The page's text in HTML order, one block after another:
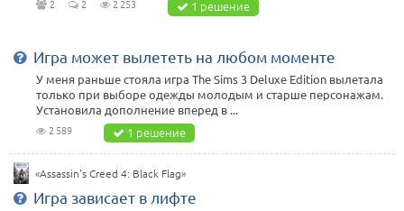
2 2 2 253 1 решение
Игра может вылететь на любом моменте
У меня раньше стояла игра The Sims 3 Deluxe Edition вылетала
только при выборе одежды молодым и старше персонажам.
Установила дополнение вперед в ...
2 589 1 решение
«Assassin's Creed 4: Black Flag»
Игра зависает в лифте